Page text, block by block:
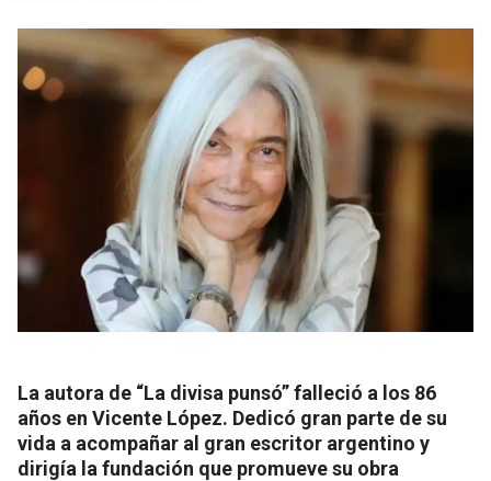
La autora de “La divisa punsó” falleció a los 86
años en Vicente López. Dedicó gran parte de su
vida a acompañar al gran escritor argentino y
dirigía la fundación que promueve su obra